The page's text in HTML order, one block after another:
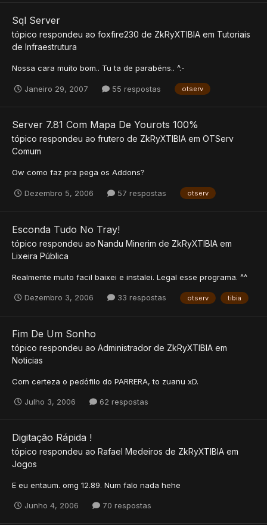
Sql Server
tópico respondeu ao foxfire230 de ZkRyXTIBIA em Tutoriais
de Infraestrutura
Nossa cara muito bom.. Tu ta de parabéns.. ^.-
Janeiro 29, 2007 55 respostas otserv
Server 7.81 Com Mapa De Yourots 100%
tópico respondeu ao frutero de ZkRyXTIBIA em OTServ
Comum
Ow como faz pra pega os Addons?
Dezembro 5, 2006 57 respostas otserv
Esconda Tudo No Tray!
tópico respondeu ao Nandu Minerim de ZkRyXTIBIA em
Lixeira Pública
Realmente muito facil baixei e instalei. Legal esse programa. ^^
Dezembro 3, 2006 33 respostas otserv tibia
Fim De Um Sonho
tópico respondeu ao Administrador de ZkRyXTIBIA em
Noticias
Com certeza o pedófilo do PARRERA, to zuanu xD.
Julho 3, 2006 62 respostas
Digitação Rápida !
tópico respondeu ao Rafael Medeiros de ZkRyXTIBIA em
Jogos
E eu entaum. omg 12.89. Num falo nada hehe
Junho 4, 2006 70 respostas